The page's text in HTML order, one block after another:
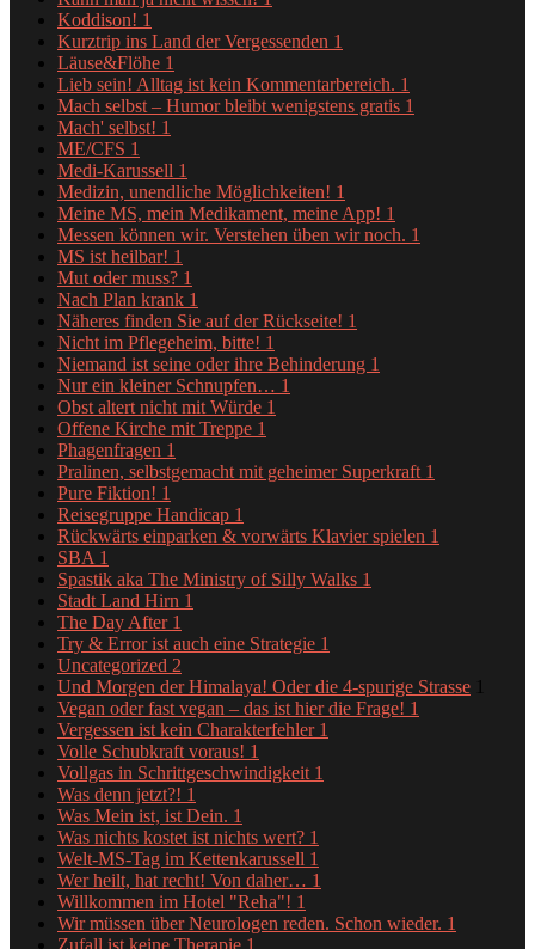
Koddison! 1
Kurztrip ins Land der Vergessenden 1
Läuse&Flöhe 1
Lieb sein! Alltag ist kein Kommentarbereich. 1
Mach selbst – Humor bleibt wenigstens gratis 1
Mach' selbst! 1
ME/CFS 1
Medi-Karussell 1
Medizin, unendliche Möglichkeiten! 1
Meine MS, mein Medikament, meine App! 1
Messen können wir. Verstehen üben wir noch. 1
MS ist heilbar! 1
Mut oder muss? 1
Nach Plan krank 1
Näheres finden Sie auf der Rückseite! 1
Nicht im Pflegeheim, bitte! 1
Niemand ist seine oder ihre Behinderung 1
Nur ein kleiner Schnupfen… 1
Obst altert nicht mit Würde 1
Offene Kirche mit Treppe 1
Phagenfragen 1
Pralinen, selbstgemacht mit geheimer Superkraft 1
Pure Fiktion! 1
Reisegruppe Handicap 1
Rückwärts einparken & vorwärts Klavier spielen 1
SBA 1
Spastik aka The Ministry of Silly Walks 1
Stadt Land Hirn 1
The Day After 1
Try & Error ist auch eine Strategie 1
Uncategorized 2
Und Morgen der Himalaya! Oder die 4-spurige Strasse 1
Vegan oder fast vegan – das ist hier die Frage! 1
Vergessen ist kein Charakterfehler 1
Volle Schubkraft voraus! 1
Vollgas in Schrittgeschwindigkeit 1
Was denn jetzt?! 1
Was Mein ist, ist Dein. 1
Was nichts kostet ist nichts wert? 1
Welt-MS-Tag im Kettenkarussell 1
Wer heilt, hat recht! Von daher… 1
Willkommen im Hotel "Reha"! 1
Wir müssen über Neurologen reden. Schon wieder. 1